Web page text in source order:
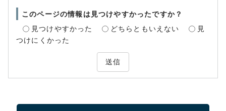
このページの情報は見つけやすかったですか？
見つけやすかった
どちらともいえない
見
つけにくかった
送信